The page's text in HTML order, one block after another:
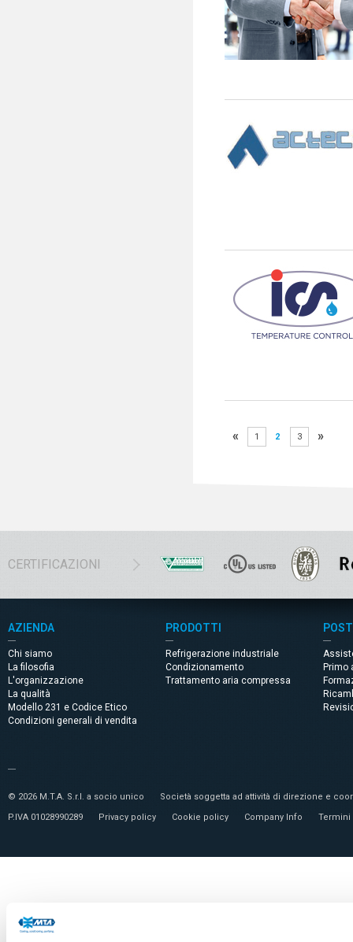
« 1 2 3 »
CERTIFICAZIONI
AZIENDA
Chi siamo
La filosofia
L'organizzazione
La qualità
Modello 231 e Codice Etico
Condizioni generali di vendita
PRODOTTI
Refrigerazione industriale
Condizionamento
Trattamento aria compressa
Primo
© 2026 M.T.A. S.r.l. a socio unico
Società soggetta ad attività di direzione e
P.IVA 01028990289
Privacy policy Cookie policy Company Info Termini